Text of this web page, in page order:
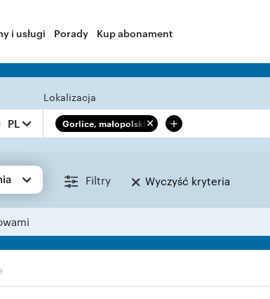
i usługi Porady Kup abonament
PL
Lokalizacja
Gorlice, małopolskie +
Filtry Wyczyść kryteria